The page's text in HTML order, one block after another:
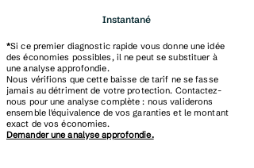
Instantané
*Si ce premier diagnostic rapide vous donne une idée
des économies possibles, il ne peut se substituer à
une analyse approfondie.
Nous vérifions que cette baisse de tarif ne se fasse
jamais au détriment de votre protection. Contactez-
nous pour une analyse complète : nous validerons
ensemble l'équivalence de vos garanties et le montant
exact de vos économies.
Demander une analyse approfondie.